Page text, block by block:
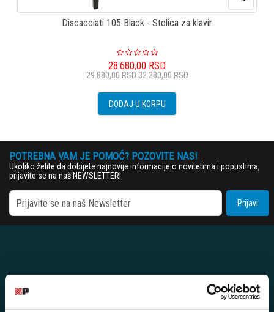
Discacciati 105 Black - Stolica za klavir
28.680,00 RSD
29.880,00RSD32.280,00RSD
DODAJ U KORPU
POTREBNA VAM JE POMOĆ? POZOVITE NAS!
Ukoliko želite da dobijete najnovije informacije o novitetima i popustima,
prijavite se na naš NEWSLETTER!
Prijavi